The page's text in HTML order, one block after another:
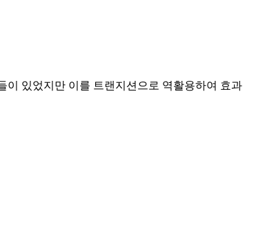
이 있었지만 이를 트랜지션으로 역활용하여 효과